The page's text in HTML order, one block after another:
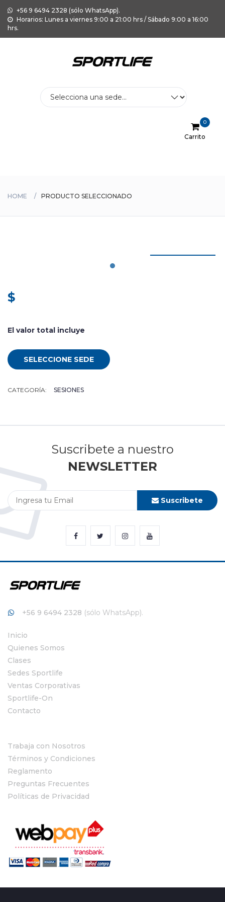
+56 9 6494 2328 (sólo WhatsApp).
Horarios: Lunes a viernes 9:00 a 21:00 hrs / Sábado 9:00 a 16:00
hrs.
Carrito
0
HOME PRODUCTO SELECCIONADO
$
El valor total incluye
SELECCIONE SEDE
CATEGORÍA: SESIONES
Suscribete a nuestro
NEWSLETTER
Suscribete
+56 9 6494 2328 (sólo WhatsApp).
Inicio
Quienes Somos
Clases
Sedes Sportlife
Ventas Corporativas
Sportlife-On
Contacto
Trabaja con Nosotros
Términos y Condiciones
Reglamento
Preguntas Frecuentes
Políticas de Privacidad